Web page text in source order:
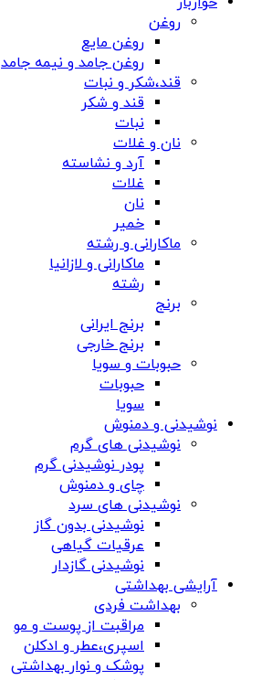
روغن
روغن مایع
روغن جامد و نیمه جامد
قند،شکر و نبات
قند و شکر
نبات
نان و غلات
آرد و نشاسته
غلات
نان
خمیر
ماکارانی و رشته
ماکارانی و لازانیا
رشته
برنج
برنج ایرانی
برنج خارجی
حبوبات و سویا
حبوبات
سویا
نوشیدنی و دمنوش
نوشیدنی های گرم
پودر نوشیدنی گرم
چای و دمنوش
نوشیدنی های سرد
نوشیدنی بدون گاز
عرقیات گیاهی
نوشیدنی گازدار
آرایشی بهداشتی
بهداشت فردی
مراقبت از پوست و مو
اسپری،عطر و ادکلن
پوشک و نوار بهداشتی